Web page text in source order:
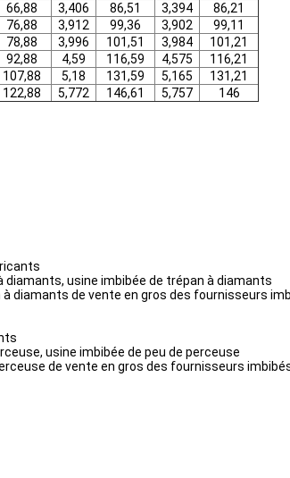
66,88 3,406 86,51 3,394
86,21
76,88 3,912 99,36 3,902
99,11
78,88 3,996 101,51 3,984
101,21
92,88 4,59 116,59 4,575
116,21
107,88 5,18 131,59 5,165
131,21
122,88 5,772 146,61 5,757 146
usine imbibée de trépan à diamants
diamants de vente en gros des fournisseurs
usine imbibée de peu de perceuse
de vente en gros des fournisseurs